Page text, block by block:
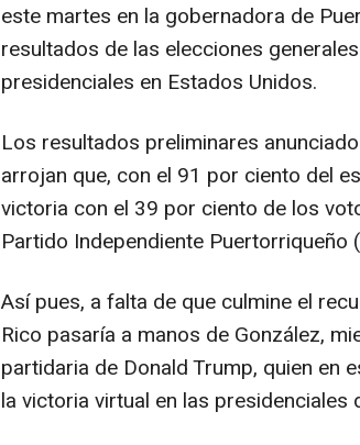
este martes en la gobernadora de
resultados de las elecciones
presidenciales en Estados Unidos.
Los resultados preliminares
arrojan que, con el 91 por ciento del
victoria con el 39 por ciento de los
Partido Independiente Puertorriqueño
Así pues, a falta de que culmine el
Rico pasaría a manos de González,
partidaria de Donald Trump, quien en
la victoria virtual en las presidenciales